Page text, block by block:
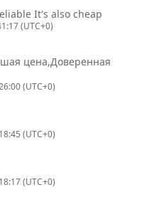
It's also cheap
(UTC+0)
цена,Доверенная
(UTC+0)
(UTC+0)
(UTC+0)